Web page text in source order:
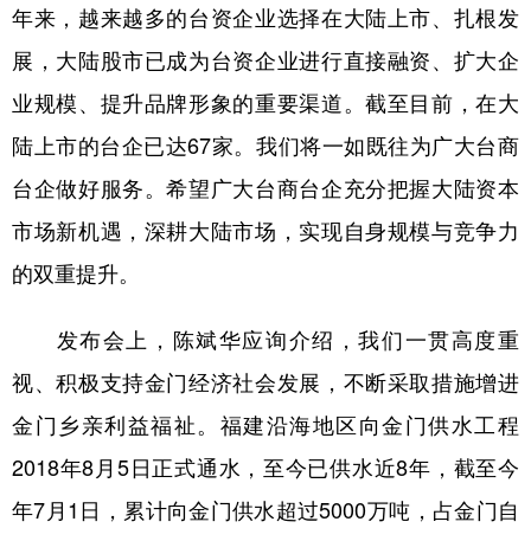
年来，越来越多的台资企业选择在大陆上市、扎根发
展，大陆股市已成为台资企业进行直接融资、扩大企
业规模、提升品牌形象的重要渠道。截至目前，在大
陆上市的台企已达67家。我们将一如既往为广大台商
台企做好服务。希望广大台商台企充分把握大陆资本
市场新机遇，深耕大陆市场，实现自身规模与竞争力
的双重提升。
发布会上，陈斌华应询介绍，我们一贯高度重
视、积极支持金门经济社会发展，不断采取措施增进
金门乡亲利益福祉。福建沿海地区向金门供水工程
2018年8月5日正式通水，至今已供水近8年，截至今
年7月1日，累计向金门供水超过5000万吨，占金门自